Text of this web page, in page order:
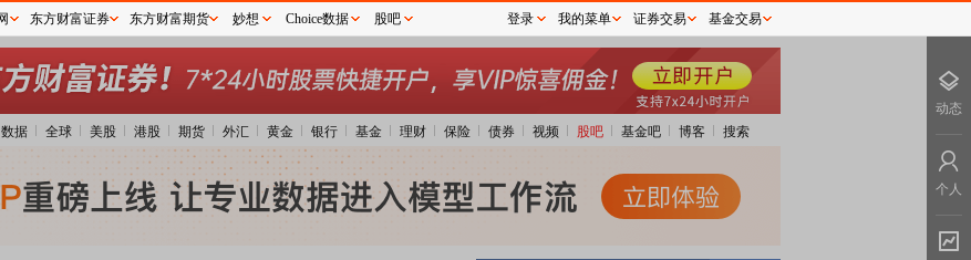
数据 全球 美股 港股 期货 外汇 黄金 银行 基金 理财 保险 债券 视频 股吧 基金吧 博客 搜索
东方财富证券 东方财富期货 妙想 Choice数据 股吧 登录 我的菜单 证券交易 基金交易
动态
个人